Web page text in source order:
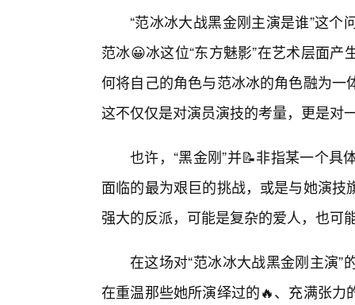
“范冰冰大战黑金刚主演是谁”这
范冰😀冰这位“东方魅影”在艺术层面
何将自己的角色与范冰冰的角色融为
这不仅仅是对演员演技的考量，更是对
也许，“黑金刚”并📝非指某一个
面临的最为艰巨的挑战，或是与她演
强大的反派，可能是复杂的爱人，也可
在这场对“范冰冰大战黑金刚主演
在重温那些她所演绎过的🔥、充满张